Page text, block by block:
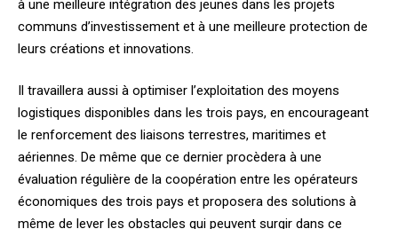
à une meilleure intégration des jeunes dans les projets
communs d’investissement et à une meilleure protection de
leurs créations et innovations.
Il travaillera aussi à optimiser l’exploitation des moyens
logistiques disponibles dans les trois pays, en encourageant
le renforcement des liaisons terrestres, maritimes et
aériennes. De même que ce dernier procèdera à une
évaluation régulière de la coopération entre les opérateurs
économiques des trois pays et proposera des solutions à
même de lever les obstacles qui peuvent surgir dans ce